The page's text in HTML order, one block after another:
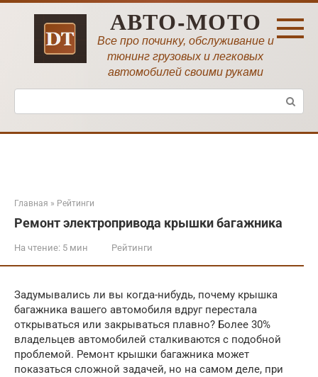
Перейти
АВТО-МОТО
Все про починку, обслуживание и
тюнинг грузовых и легковых
автомобилей своими руками
Поиск:
Главная » Рейтинги
Ремонт электропривода крышки багажника
На чтение: 5 мин Рейтинги
Задумывались ли вы когда-нибудь, почему крышка
багажника вашего автомобиля вдруг перестала
открываться или закрываться плавно? Более 30%
владельцев автомобилей сталкиваются с подобной
проблемой. Ремонт крышки багажника может
показаться сложной задачей, но на самом деле, при